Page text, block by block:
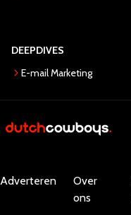
DEEPDIVES
E-mail Marketing
Adverteren
Over
ons